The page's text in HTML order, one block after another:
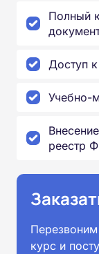
Полный
Доступ
Учебно-
реестр
курс и